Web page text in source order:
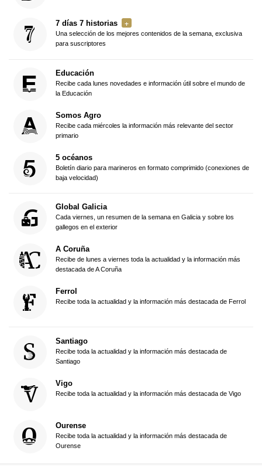
7 días 7 historias
Una selección de los mejores contenidos de la semana, exclusiva
para suscriptores
Educación
Recibe cada lunes novedades e información útil sobre el mundo de
la Educación
Somos Agro
Recibe cada miércoles la información más relevante del sector
primario
5 océanos
Boletín diario para marineros en formato comprimido (conexiones de
baja velocidad)
Global Galicia
Cada viernes, un resumen de la semana en Galicia y sobre los
gallegos en el exterior
A Coruña
Recibe de lunes a viernes toda la actualidad y la información más
destacada de A Coruña
Ferrol
Recibe toda la actualidad y la información más destacada de Ferrol
Santiago
Recibe toda la actualidad y la información más destacada de
Santiago
Vigo
Recibe toda la actualidad y la información más destacada de Vigo
Ourense
Recibe toda la actualidad y la información más destacada de
Ourense